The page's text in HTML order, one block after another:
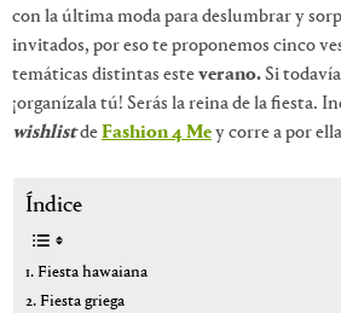
con la última moda para deslumbrar y
invitados, por eso te proponemos cinco
temáticas distintas esteverano.Si
¡organízala tú! Serás la reina de la fiesta.
wishlistdeFashion 4 Mey corre a por
Índice
Fiesta hawaiana
Fiesta griega